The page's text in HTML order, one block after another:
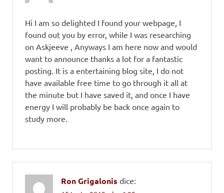
Hi I am so delighted I found your webpage, I
found out you by error, while I was researching
on Askjeeve , Anyways I am here now and would
want to announce thanks a lot for a fantastic
posting. It is a entertaining blog site, I do not
have available free time to go through it all at
the minute but I have saved it, and once I have
energy I will probably be back once again to
study more.
Ron Grigalonis dice: